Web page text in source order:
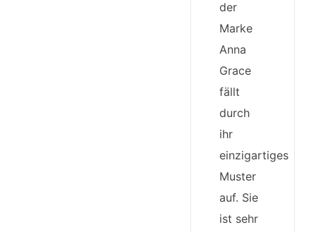
der
Marke
Anna
Grace
fällt
durch
ihr
einzigartiges
Muster
auf. Sie
ist sehr